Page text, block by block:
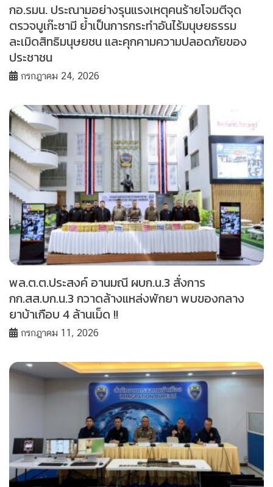
กอ.รมน. ประณามอย่างรุนแรงเหตุคนร้ายโจมตีจุด
ตรวจบูเก๊ะซามี ย้ำเป็นการกระทำอันไร้มนุษยธรรม
ละเมิดสิทธิมนุษยชน และคุกคามความปลอดภัยของ
ประชาชน
กรกฎาคม 24, 2026
พล.ต.ต.ประสงค์ อานมณี ผบก.น.3 สั่งการ
กก.สส.บก.น.3 กวาดล้างแหล่งพักยา พบของกลาง
ยาบ้าเกือบ 4 ล้านเม็ด !!
กรกฎาคม 11, 2026